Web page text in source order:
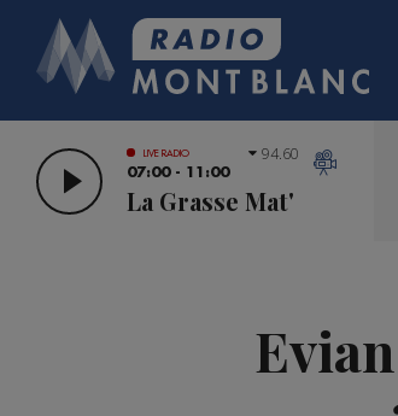
LIVE RADIO
07:00 - 11:00
La Grasse Mat'
94.60